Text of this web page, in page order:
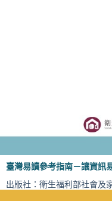
臺灣易讀參考指南－讓資訊
出版社：衛生福利部社會及